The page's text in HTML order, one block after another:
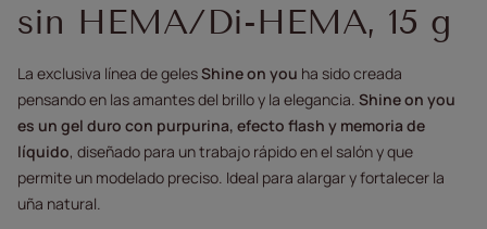
sin HEMA/Di-HEMA, 15 g
La exclusiva línea de gelesShine on you ha sido creada
pensando en las amantes del brillo y la elegancia. Shine on you
es un gel duro con purpurina, efecto flash y memoria de
líquido, diseñado para un trabajo rápido en el salón y que
permite un modelado preciso. Ideal para alargar y fortalecer la
uña natural.